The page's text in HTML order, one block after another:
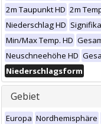
2m Taupunkt HD 2m
Niederschlag HD
Min/Max Temp. HD
Neuschneehöhe HD
Niederschlagsform
Gebiet
Europa Nordhemisphäre